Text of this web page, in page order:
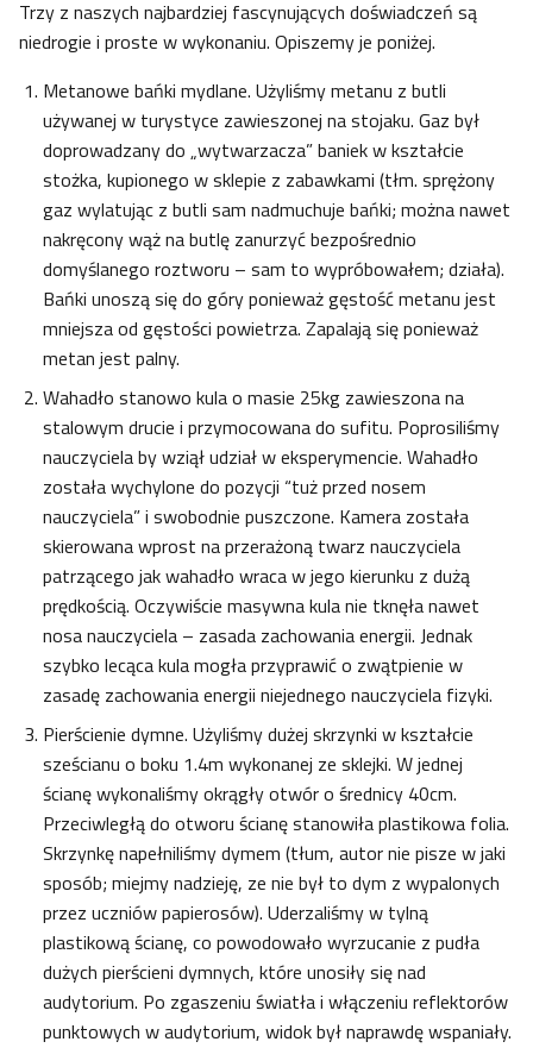
Trzy z naszych najbardziej fascynujących doświadczeń są
niedrogie i proste w wykonaniu. Opiszemy je poniżej.
Metanowe bańki mydlane. Użyliśmy metanu z butli
używanej w turystyce zawieszonej na stojaku. Gaz był
doprowadzany do „wytwarzacza” baniek w kształcie
stożka, kupionego w sklepie z zabawkami (tłm. sprężony
gaz wylatując z butli sam nadmuchuje bańki; można nawet
nakręcony wąż na butlę zanurzyć bezpośrednio
domyślanego roztworu – sam to wypróbowałem; działa).
Bańki unoszą się do góry ponieważ gęstość metanu jest
mniejsza od gęstości powietrza. Zapalają się ponieważ
metan jest palny.
Wahadło stanowo kula o masie 25kg zawieszona na
stalowym drucie i przymocowana do sufitu. Poprosiliśmy
nauczyciela by wziął udział w eksperymencie. Wahadło
została wychylone do pozycji “tuż przed nosem
nauczyciela” i swobodnie puszczone. Kamera została
skierowana wprost na przerażoną twarz nauczyciela
patrzącego jak wahadło wraca w jego kierunku z dużą
prędkością. Oczywiście masywna kula nie tknęła nawet
nosa nauczyciela – zasada zachowania energii. Jednak
szybko lecąca kula mogła przyprawić o zwątpienie w
zasadę zachowania energii niejednego nauczyciela fizyki.
Pierścienie dymne. Użyliśmy dużej skrzynki w kształcie
sześcianu o boku 1.4m wykonanej ze sklejki. W jednej
ścianę wykonaliśmy okrągły otwór o średnicy 40cm.
Przeciwległą do otworu ścianę stanowiła plastikowa folia.
Skrzynkę napełniliśmy dymem (tłum, autor nie pisze w jaki
sposób; miejmy nadzieję, ze nie był to dym z wypalonych
przez uczniów papierosów). Uderzaliśmy w tylną
plastikową ścianę, co powodowało wyrzucanie z pudła
dużych pierścieni dymnych, które unosiły się nad
audytorium. Po zgaszeniu światła i włączeniu reflektorów
punktowych w audytorium, widok był naprawdę wspaniały.